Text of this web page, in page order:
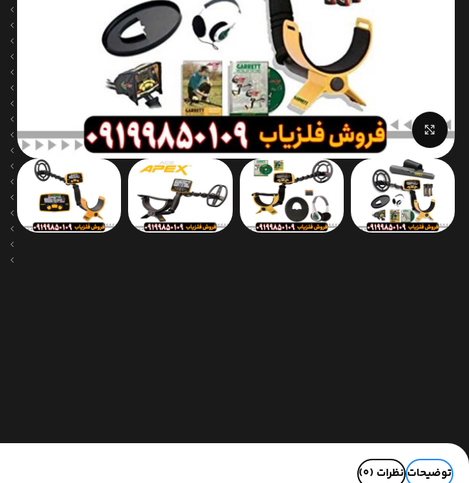
برای بزرگنمایی کلیک کنید
توضیحاتنظرات (0)